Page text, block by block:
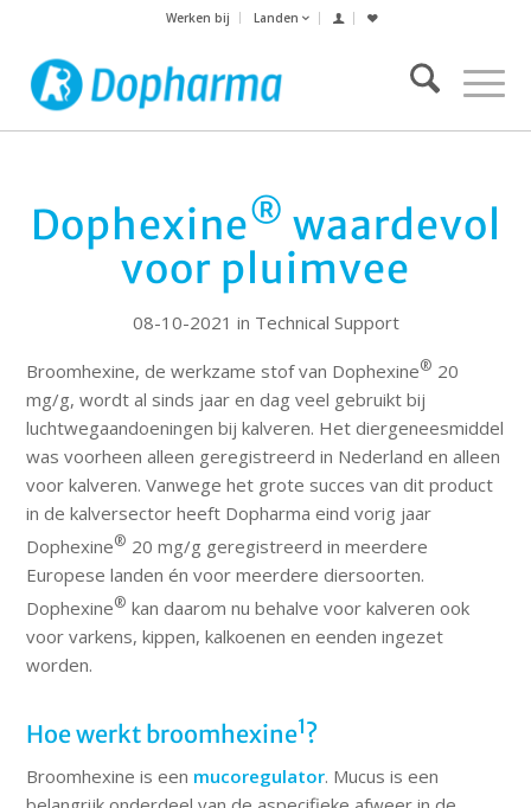
Werken bij Landen
Dophexine® waardevol
voor pluimvee
08-10-2021 in Technical Support
Broomhexine, de werkzame stof van Dophexine® 20
mg/g, wordt al sinds jaar en dag veel gebruikt bij
luchtwegaandoeningen bij kalveren. Het diergeneesmiddel
was voorheen alleen geregistreerd in Nederland en alleen
voor kalveren. Vanwege het grote succes van dit product
in de kalversector heeft Dopharma eind vorig jaar
Dophexine® 20 mg/g geregistreerd in meerdere
Europese landen én voor meerdere diersoorten.
Dophexine® kan daarom nu behalve voor kalveren ook
voor varkens, kippen, kalkoenen en eenden ingezet
worden.
Hoe werkt broomhexine1?
Broomhexine is een mucoregulator. Mucus is een